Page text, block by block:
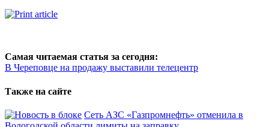
Самая читаемая статья за сегодня:
В Череповце на продажу выставили телецентр
Также на сайте
Сеть АЗС «Газпромнефть» отменила в